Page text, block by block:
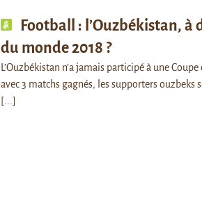
Football : l’Ouzbékistan, à
du monde 2018 ?
L’Ouzbékistan n’a jamais participé à une
avec 3 matchs gagnés, les supporters ouzbeks
[...]